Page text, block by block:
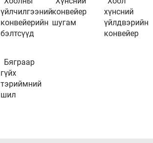
үйлчилгээний
конвейерийн
бэлтсүүд
конвейер
шугам
хүнсний
үйлдвэрийн
конвейер
Бяграар
гүйх
тэриймний
шил